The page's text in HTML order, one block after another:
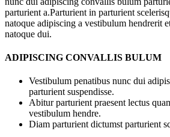
parturient a.Parturient in parturient
natoque adipiscing a vestibulum hendrerit
natoque dui.
ADIPISCING CONVALLIS BULUM
Vestibulum penatibus nunc dui
parturient suspendisse.
Abitur parturient praesent lectus
vestibulum hendre.
Diam parturient dictumst parturient